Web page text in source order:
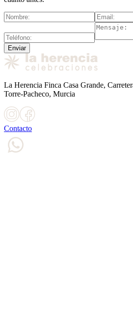
Enviar
La Herencia Finca Casa Grande,
Torre-Pacheco, Murcia
Contacto